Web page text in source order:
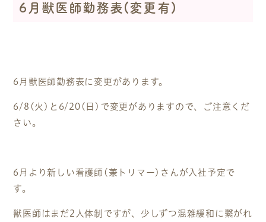
6月獣医師勤務表(変更有)
6月獣医師勤務表に変更があります。
6/8(火)と6/20(日)で変更がありますので、ご注意くだ
さい。
6月より新しい看護師(兼トリマー)さんが入社予定で
す。
獣医師はまだ2人体制ですが、少しずつ混雑緩和に繋がれ